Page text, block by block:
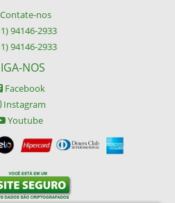
nos
94146-2933
94146-2933
NOS
Facebook
Instagram
Youtube